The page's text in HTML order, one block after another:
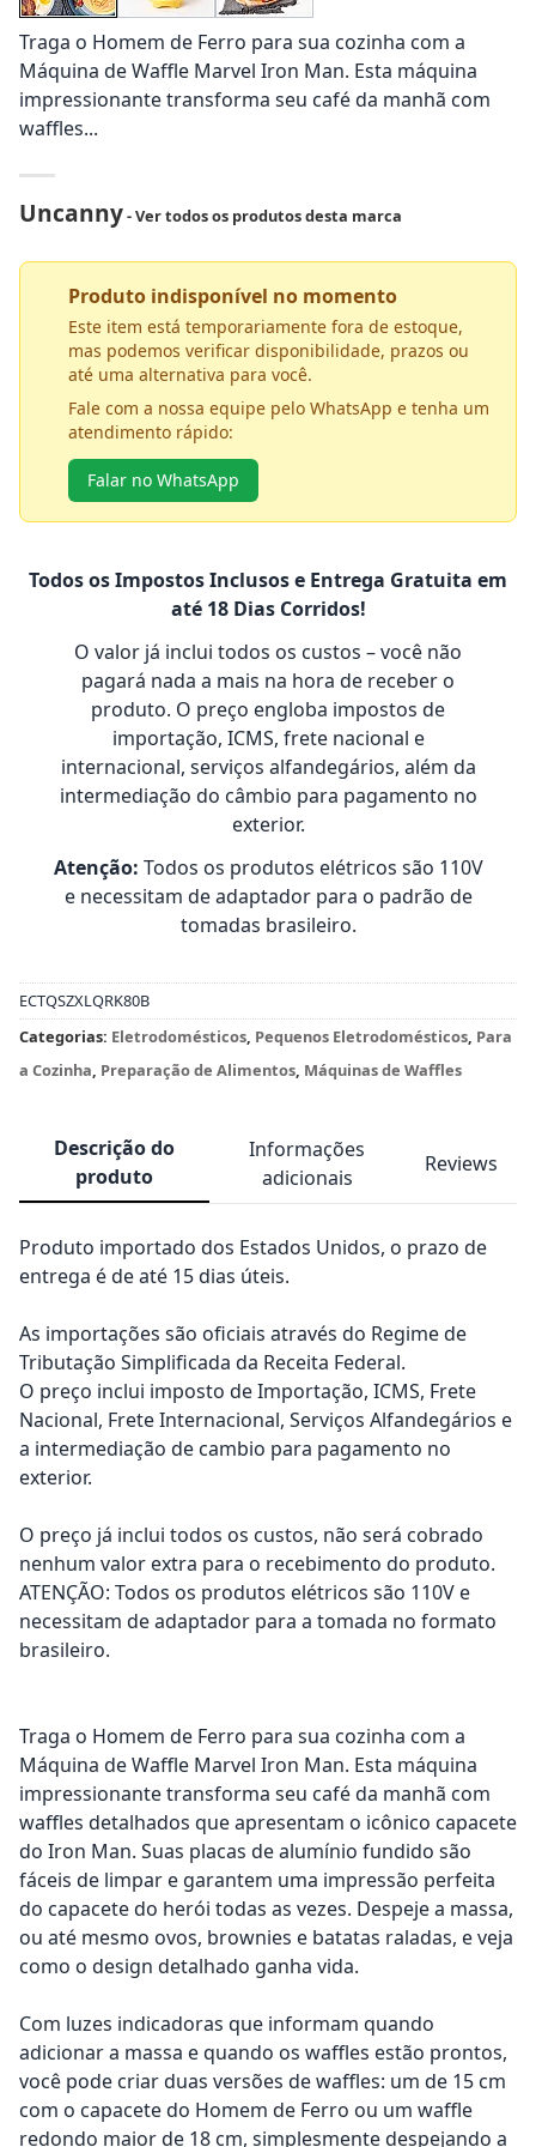
Traga o Homem de Ferro para sua cozinha com a
Máquina de Waffle Marvel Iron Man. Esta máquina
impressionante transforma seu café da manhã com
waffles...
Uncanny- Ver todos os produtos desta marca
Produto indisponível no momento
Este item está temporariamente fora de estoque,
mas podemos verificar disponibilidade, prazos ou
até uma alternativa para você.
Fale com a nossa equipe pelo WhatsApp e tenha um
atendimento rápido:
Falar no WhatsApp
Todos os Impostos Inclusos e Entrega Gratuita em
até 18 Dias Corridos!
O valor já inclui todos os custos – você não
pagará nada a mais na hora de receber o
produto. O preço engloba impostos de
importação, ICMS, frete nacional e
internacional, serviços alfandegários, além da
intermediação do câmbio para pagamento no
exterior.
Atenção: Todos os produtos elétricos são 110V
e necessitam de adaptador para o padrão de
tomadas brasileiro.
ECTQSZXLQRK80B
Categorias: Eletrodomésticos, Pequenos Eletrodomésticos, Para
a Cozinha, Preparação de Alimentos, Máquinas de Waffles
Descrição do
produto
Informações
adicionais
Reviews
Produto importado dos Estados Unidos, o prazo de
entrega é de até 15 dias úteis.
As importações são oficiais através do Regime de
Tributação Simplificada da Receita Federal.
O preço inclui imposto de Importação, ICMS, Frete
Nacional, Frete Internacional, Serviços Alfandegários e
a intermediação de cambio para pagamento no
exterior.
O preço já inclui todos os custos, não será cobrado
nenhum valor extra para o recebimento do produto.
ATENÇÃO: Todos os produtos elétricos são 110V e
necessitam de adaptador para a tomada no formato
brasileiro.
Traga o Homem de Ferro para sua cozinha com a
Máquina de Waffle Marvel Iron Man. Esta máquina
impressionante transforma seu café da manhã com
waffles detalhados que apresentam o icônico capacete
do Iron Man. Suas placas de alumínio fundido são
fáceis de limpar e garantem uma impressão perfeita
do capacete do herói todas as vezes. Despeje a massa,
ou até mesmo ovos, brownies e batatas raladas, e veja
como o design detalhado ganha vida.
Com luzes indicadoras que informam quando
adicionar a massa e quando os waffles estão prontos,
você pode criar duas versões de waffles: um de 15 cm
com o capacete do Homem de Ferro ou um waffle
redondo maior de 18 cm, simplesmente despejando a